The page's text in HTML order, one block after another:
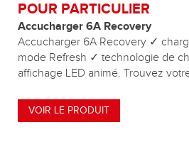
POUR PARTICULIER
Accucharger 6A Recovery
Accucharger 6A Recovery ✓
mode Refresh ✓ technologie de
affichage LED animé. Trouvez
VOIR LE PRODUIT